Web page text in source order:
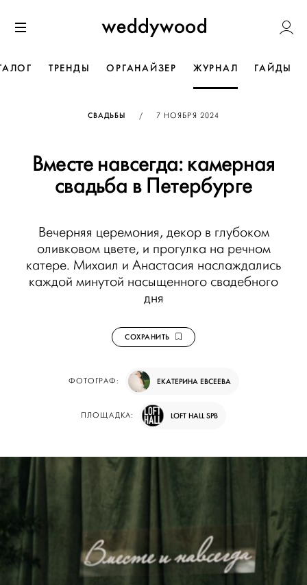
к содержанию
Weddywood
ТРЕНДЫ ОРГАНАЙЗЕР ЖУРНАЛ ГАЙДЫ
СВАДЬБЫ / ОПУБЛИКОВАНО
7 НОЯБРЯ 2024
Вместе навсегда: камерная
свадьба в Петербурге
Вечерняя церемония, декор в глубоком
оливковом цвете, и прогулка на речном
катере. Михаил и Анастасия наслаждались
каждой минутой насыщенного свадебного
дня
СОХРАНИТЬ
ФОТОГРАФ: ЕКАТЕРИНА ЕВСЕЕВА
ПЛОЩАДКА: LOFT HALL SPB